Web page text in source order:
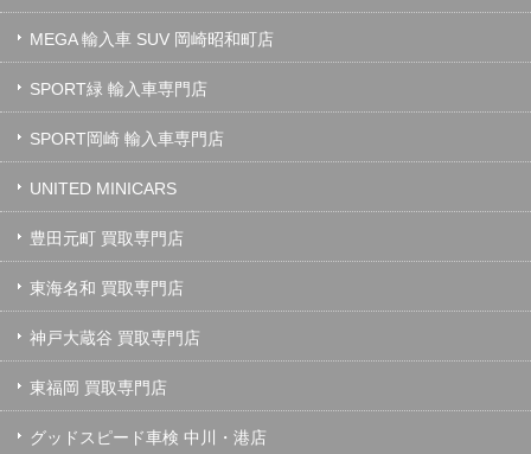
MEGA 輸入車 SUV 岡崎昭和町店
SPORT緑 輸入車専門店
SPORT岡崎 輸入車専門店
UNITED MINICARS
豊田元町 買取専門店
東海名和 買取専門店
神戸大蔵谷 買取専門店
東福岡 買取専門店
グッドスピード車検 中川・港店